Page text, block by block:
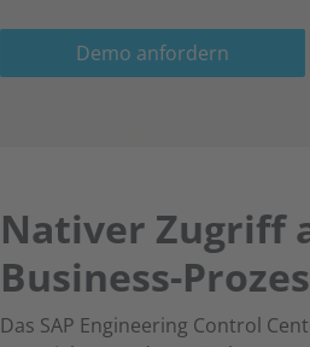
Demo anfordern
Nativer Zugriff
Business-
Das SAP Engineering Control